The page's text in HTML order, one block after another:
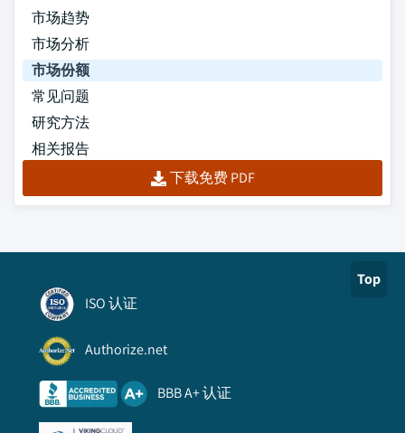
市场趋势
市场分析
市场份额
常见问题
研究方法
相关报告
下载免费 PDF
Top
ISO 认证
Authorize.net
BBB A+ 认证